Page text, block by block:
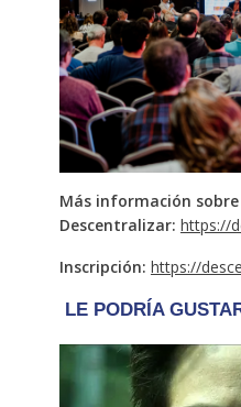
Más información sobre
Descentralizar: https://
Inscripción: https://